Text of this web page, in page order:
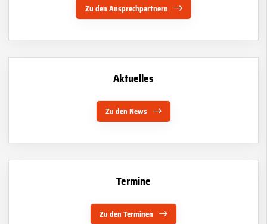
Zu den Ansprechpartnern
Aktuelles
Zu den News
Termine
Zu den Terminen